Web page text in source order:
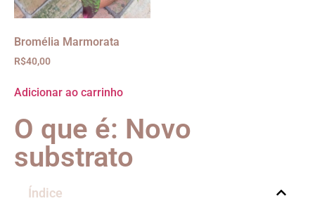
Bromélia Marmorata
R$40,00
Adicionar ao carrinho
O que é: Novo
substrato
Índice